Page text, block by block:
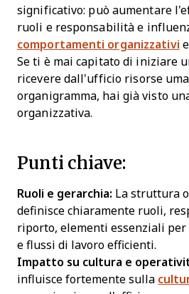
significativo: può aumentare
ruoli e responsabilità e
comportamenti organizzativi
Se ti è mai capitato di iniziare
ricevere dall'ufficio risorse
organigramma, hai già visto
organizzativa.
Punti chiave:
Ruoli e gerarchia: La struttura
definisce chiaramente ruoli,
riporto, elementi essenziali per
e flussi di lavoro efficienti.
Impatto su cultura e
influisce fortemente sulla